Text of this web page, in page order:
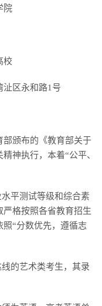
院
校
区永和路1号
颁布的《教育部关于
神执行，本着“公平、
平测试等级和综合素
格按照各省教育招生
“分数优先，遵循志
的艺术类考生，其录